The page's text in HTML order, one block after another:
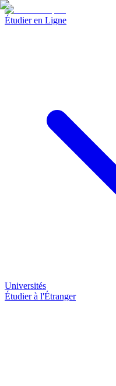
Étudier en Ligne
Universités
Étudier à l'Étranger